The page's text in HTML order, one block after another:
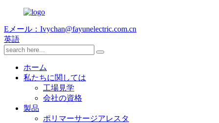
Eメール：Ivychan@fayunelectric.com.cn
英語
ホーム
私たちに関しては
工場見学
会社の資格
製品
ポリマーサージアレスタ